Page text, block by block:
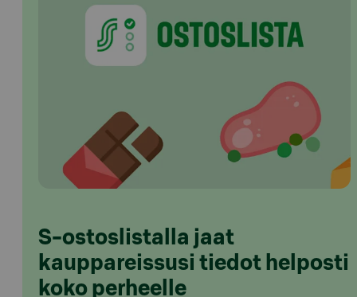
S-ostoslistalla jaat
kauppareissusi tiedot helposti
koko perheelle